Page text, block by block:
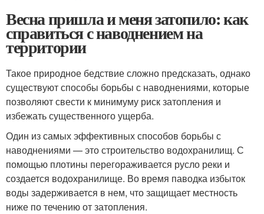
Весна пришла и меня затопило: как
справиться с наводнением на
территории
Такое природное бедствие сложно предсказать, однако
существуют способы борьбы с наводнениями, которые
позволяют свести к минимуму риск затопления и
избежать существенного ущерба.
Один из самых эффективных способов борьбы с
наводнениями — это строительство водохранилищ. С
помощью плотины перегораживается русло реки и
создается водохранилище. Во время паводка избыток
воды задерживается в нем, что защищает местность
ниже по течению от затопления.